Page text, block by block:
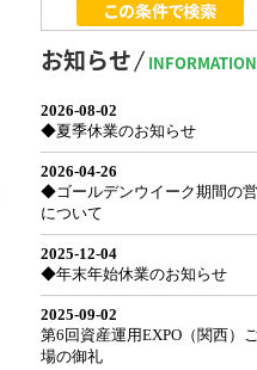
お知らせ INFORMATION